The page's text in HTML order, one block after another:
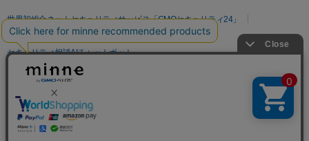
世界初総合ネットセキュリティサービス「GMOセキュリティ24」
パスワード漏洩診断
Webサイトリスク診断
セキュリティ相談AIチャットボット
実在証明・盗聴対策
サイバー攻撃対策（GMO Flatt Security）
セキュリティ事業の軌跡